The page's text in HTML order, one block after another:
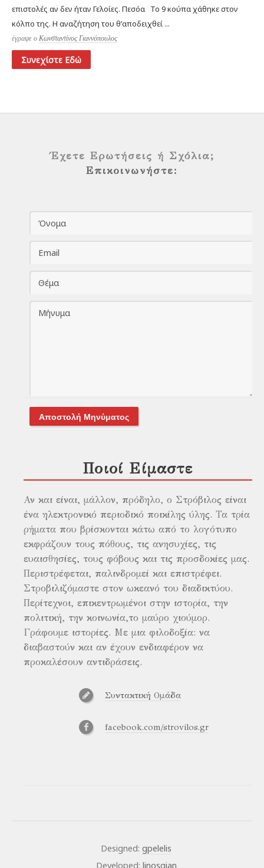
επιστολές αν δεν ήταν Γελοίες. Πεσόα Το 9 κούπα χάθηκε στον
κόλπο της. Η αναζήτηση του θ’αποδειχθεί ...
έγραψε ο Κωνσταντίνος Γιαννόπουλος
Συνεχίστε Εδώ
Έχετε Ερωτήσεις ή Σχόλια;
Επικοινωνήστε:
Αποστολή Μηνύματος
Ποιοί Είμαστε
Αν και είναι, μάλλον, πρόδηλο, ο Στρόβιλος είναι
ένα ηλεκτρονικό περιοδικό ποικίλης ύλης. Τα τρία
ρήματα που βρίσκονται κάτω από το λογότυπο
εκφράζουν τους πόθους, τις ανησυχίες, τις
ευαισθησίες, τους φόβους και τις προσδοκίες μας.
Περιστρέφεται, παλινδρομεί και επιστρέφει.
Στροβιλιζόμαστε στον ωκεανό του διαδικτύου.
Περίτεχνοι, επικεντρωμένοι στην ιστορία, την
πολιτική, την κοινωνία,το μαύρο χιούμορ.
Γράφουμε ιστορίες. Με μια φιλοδοξία: να
διαβαστούν και αν έχουν ενδιαφέρον να
προκαλέσουν αντιδράσεις.
Συντακτική Ομάδα
facebook.com/strovilos.gr
Designed:gpelelis
Developed: linosgian